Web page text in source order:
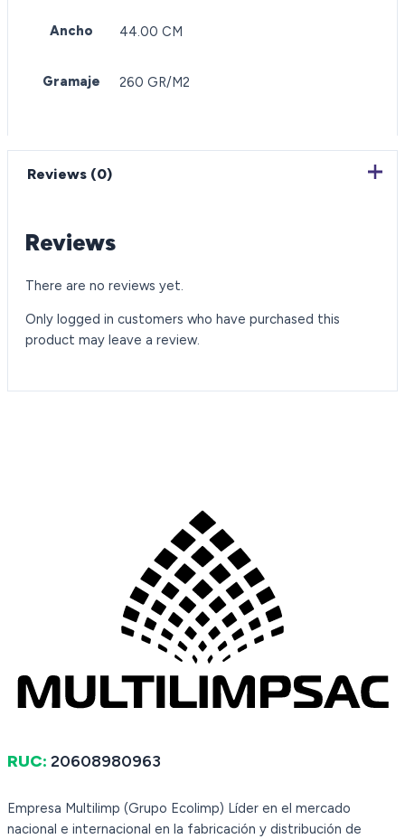
Ancho 44.00 CM
Gramaje 260 GR/M2
Reviews (0)
Reviews
There are no reviews yet.
Only logged in customers who have purchased this
product may leave a review.
RUC: 20608980963
Empresa Multilimp (Grupo Ecolimp) Líder en el mercado
nacional e internacional en la fabricación y distribución de